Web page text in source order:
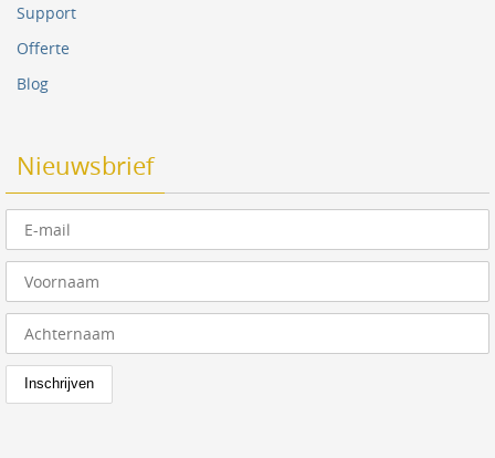
Support
Offerte
Blog
Nieuwsbrief